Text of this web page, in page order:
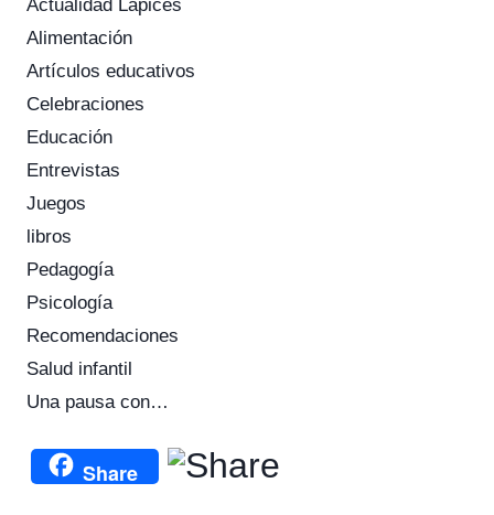
Actualidad Lápices
Alimentación
Artículos educativos
Celebraciones
Educación
Entrevistas
Juegos
libros
Pedagogía
Psicología
Recomendaciones
Salud infantil
Una pausa con…
Share